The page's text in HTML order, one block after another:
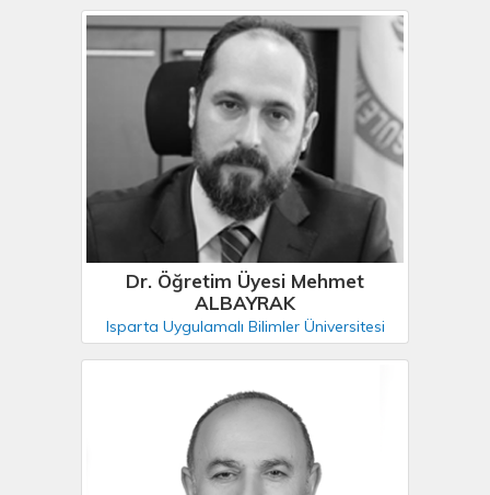
Dr. Öğretim Üyesi Mehmet
ALBAYRAK
Isparta Uygulamalı Bilimler Üniversitesi